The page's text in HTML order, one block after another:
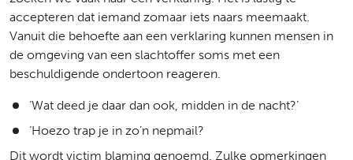
accepteren dat iemand zomaar iets naars meemaakt.
Vanuit die behoefte aan een verklaring kunnen mensen in
de omgeving van een slachtoffer soms met een
beschuldigende ondertoon reageren.
‘Wat deed je daar dan ook, midden in de nacht?’
‘Hoezo trap je in zo’n nepmail?
Dit wordt victim blaming genoemd. Zulke opmerkingen